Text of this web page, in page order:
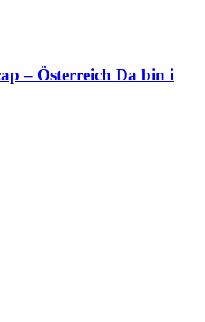
– Österreich Da bin i